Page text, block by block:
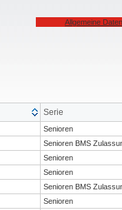
Allgemeine
Serie
Senioren
Senioren BMS
Senioren
Senioren
Senioren BMS
Senioren